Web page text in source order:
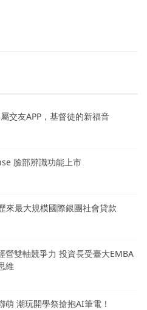
交友APP，基督徒的新福音
臉部辨識功能上市
來最大規模國際銀團社會貸款
營雙軸競爭力 投資長受臺大EMBA
維
萌 潮玩開學祭搶抱AI筆電！